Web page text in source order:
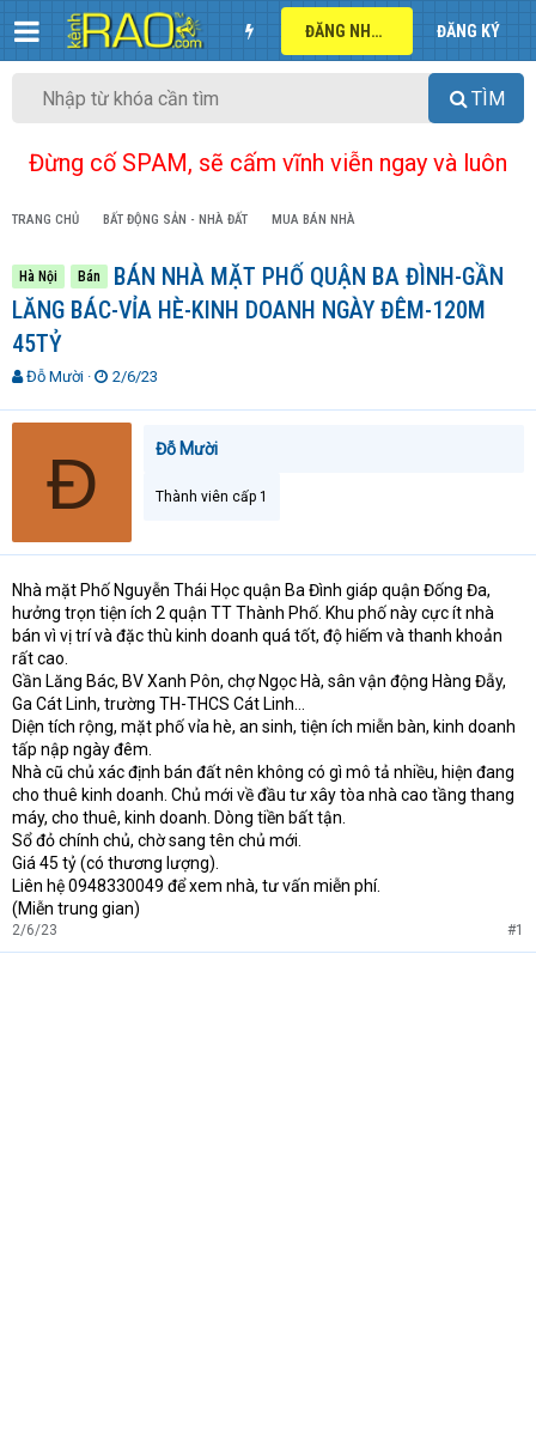
ĐĂNG NHẬP ĐĂNG KÝ
TÌM
Đừng cố SPAM, sẽ cấm vĩnh viễn ngay và luôn
TRANG CHỦ BẤT ĐỘNG SẢN - NHÀ ĐẤT MUA BÁN NHÀ
Hà Nội Bán
BÁN NHÀ MẶT PHỐ QUẬN BA ĐÌNH-GẦN
LĂNG BÁC-VỈA HÈ-KINH DOANH NGÀY ĐÊM-120M
45TỶ
T
r
a
t
e
r
Đỗ Mười
N
à
2/6/23
Đ Đỗ Mười
Thành viên cấp 1
Nhà mặt Phố Nguyễn Thái Học quận Ba Đình giáp quận Đống Đa,
hưởng trọn tiện ích 2 quận TT Thành Phố. Khu phố này cực ít nhà
bán vì vị trí và đặc thù kinh doanh quá tốt, độ hiếm và thanh khoản
rất cao.
Gần Lăng Bác, BV Xanh Pôn, chợ Ngọc Hà, sân vận động Hàng Đẫy,
Ga Cát Linh, trường TH-THCS Cát Linh...
Diện tích rộng, mặt phố vỉa hè, an sinh, tiện ích miễn bàn, kinh doanh
tấp nập ngày đêm.
Nhà cũ chủ xác định bán đất nên không có gì mô tả nhiều, hiện đang
cho thuê kinh doanh. Chủ mới về đầu tư xây tòa nhà cao tầng thang
máy, cho thuê, kinh doanh. Dòng tiền bất tận.
Sổ đỏ chính chủ, chờ sang tên chủ mới.
Giá 45 tỷ (có thương lượng).
Liên hệ 0948330049 để xem nhà, tư vấn miễn phí.
(Miễn trung gian)
2/6/23 #1